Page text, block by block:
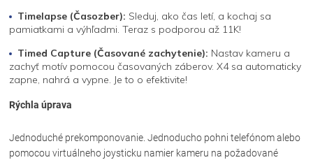
Timelapse (Časozber): Sleduj, ako čas letí, a kochaj sa
pamiatkami a výhľadmi. Teraz s podporou až 11K!
Timed Capture (Časované zachytenie): Nastav kameru a
zachyť motív pomocou časovaných záberov. X4 sa automaticky
zapne, nahrá a vypne. Je to o efektivite!
Rýchla úprava
Jednoduché prekomponovanie. Jednoducho pohni telefónom alebo
pomocou virtuálneho joysticku namier kameru na požadované